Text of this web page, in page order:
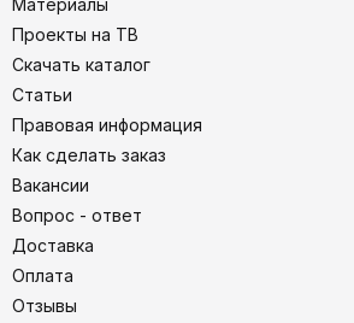
Материалы
Проекты на ТВ
Скачать каталог
Статьи
Правовая информация
Как сделать заказ
Вакансии
Вопрос - ответ
Доставка
Оплата
Отзывы